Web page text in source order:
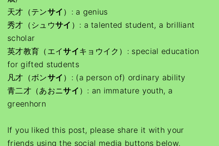
天才（テンサイ ）: a genius
秀才（シュウサイ ）: a talented student, a brilliant
scholar
英才教育（エイサイキョウイク）: special education
for gifted students
凡才（ボンサイ ）: (a person of) ordinary ability
青二才（あおニサイ ）: an immature youth, a
greenhorn
If you liked this post, please share it with your
friends using the social media buttons below.